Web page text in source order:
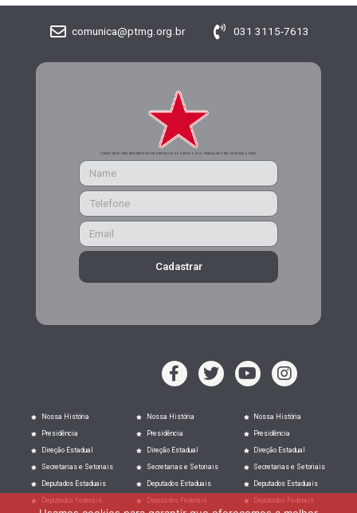
comunica@ptmg.org.br 031 3115-7613
CADASTRE-SE PARA RECEBER MAIS INFORMAÇÕES DO PARTIDO DOS TRABALHADORES DE MINAS GERAIS
Cadastrar
Nossa História
Presidência
Direção Estadual
Secretarias e Setoriais
Deputados Estaduais
Deputados Federais
Nossa História
Presidência
Direção Estadual
Secretarias e Setoriais
Deputados Estaduais
Deputados Federais
Nossa História
Presidência
Direção Estadual
Secretarias e Setoriais
Deputados Estaduais
Deputados Federais